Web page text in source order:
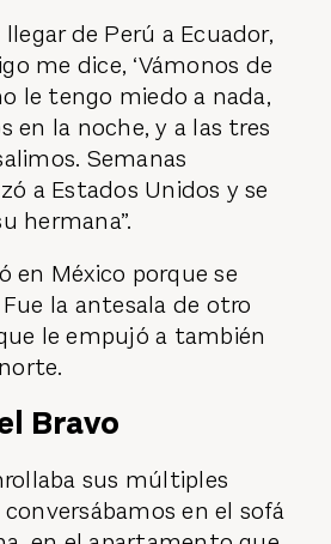
llegar de Perú a Ecuador,
me dice, ‘Vámonos de
le tengo miedo a nada,
en la noche, y a las tres
Semanas
a Estados Unidos y se
hermana”.
en México porque se
la antesala de otro
le empujó a también
Bravo
sus múltiples
en el sofá